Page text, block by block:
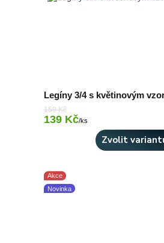
Legíny 3/4 s květinovým
159 Kč
139 Kč/ks
Zvolit
Akce
Novinka